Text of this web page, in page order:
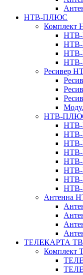
НТВ-ПЛЮС
НТВ-
Ресивер
НТВ-ПЛЮС
Антенна
ТЕЛЕКАРТА ТВ